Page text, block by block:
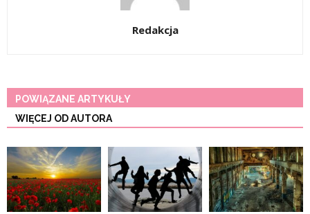
Redakcja
POWIĄZANE ARTYKUŁY
WIĘCEJ OD AUTORA